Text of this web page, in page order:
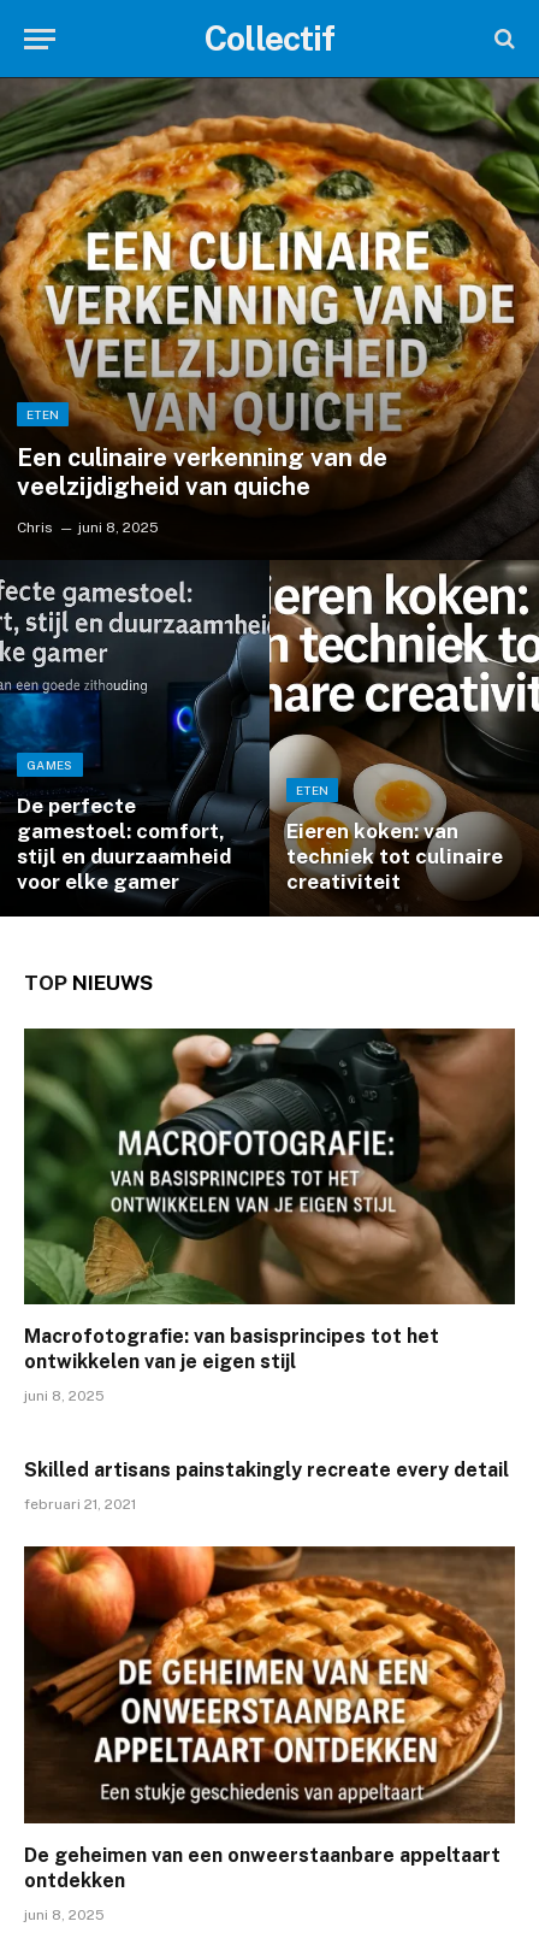
Collectif
ETEN
Een culinaire verkenning van de
veelzijdigheid van quiche
Chris juni 8, 2025
GAMES
De perfecte
gamestoel: comfort,
stijl en duurzaamheid
voor elke gamer
ETEN
Eieren koken: van
techniek tot culinaire
creativiteit
TOP NIEUWS
Macrofotografie: van basisprincipes tot het
ontwikkelen van je eigen stijl
juni 8, 2025
Skilled artisans painstakingly recreate every detail
februari 21, 2021
De geheimen van een onweerstaanbare appeltaart
ontdekken
juni 8, 2025